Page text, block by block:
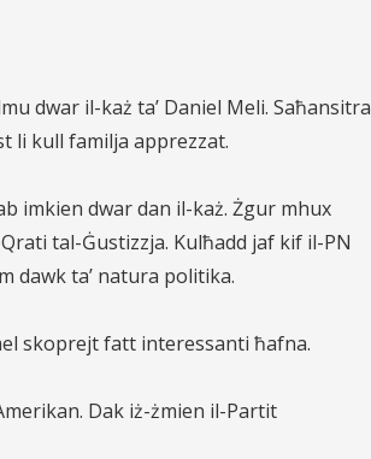
dwar il-każ ta’ Daniel Meli. Saħansitra
li kull familja apprezzat.
imkien dwar dan il-każ. Żgur mhux
tal-Ġustizzja. Kulħadd jaf kif il-PN
dawk ta’ natura politika.
skoprejt fatt interessanti ħafna.
Dak iż-żmien il-Partit